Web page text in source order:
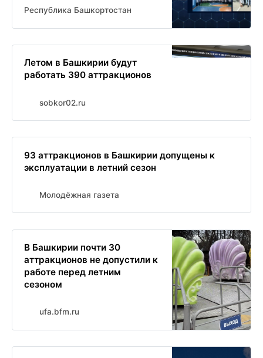
Республика Башкортостан
Летом в Башкирии будут
работать 390 аттракционов
sobkor02.ru
93 аттракционов в Башкирии допущены к
эксплуатации в летний сезон
Молодёжная газета
В Башкирии почти 30
аттракционов не допустили к
работе перед летним
сезоном
ufa.bfm.ru